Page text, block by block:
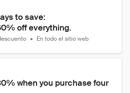
to save:
off everything.
• En todo el sitio web
when you purchase four